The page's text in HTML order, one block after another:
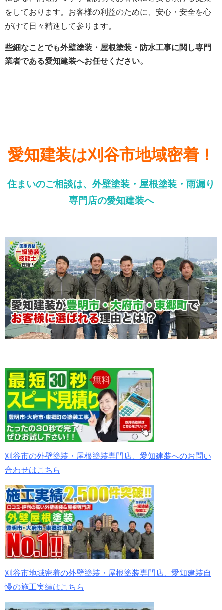
をしております。 お客様の利益のために、安心・安全を心
がけて日々精進して参ります。
些細なことでも外壁塗装・屋根塗装・防水工事に関し専門
業者である愛知建装へお任せください。
愛知建装は刈谷市地域密着！
住まいのご相談は、外壁塗装・屋根塗装・雨漏り
専門店の愛知建装へ
刈谷市の外壁塗装・屋根塗装専門店、愛知建装へのお問い
合わせはこちら
刈谷市地域密着の外壁塗装・屋根塗装専門店、愛知建装自
慢の施工実績はこちら